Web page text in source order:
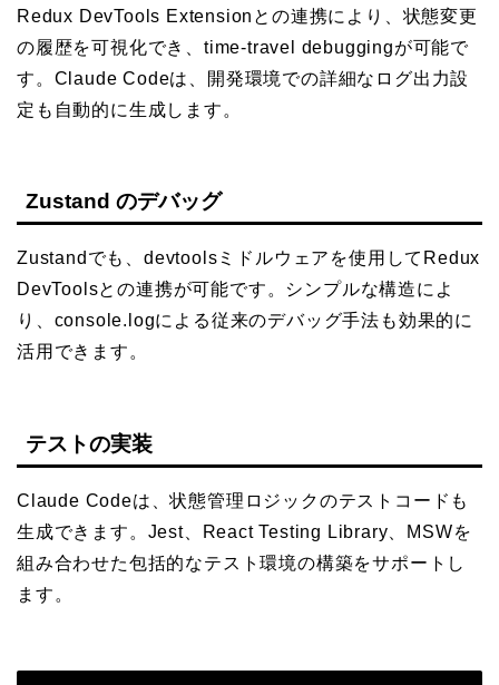
Redux DevTools Extensionとの連携により、状態変更
の履歴を可視化でき、time-travel debuggingが可能で
す。Claude Codeは、開発環境での詳細なログ出力設
定も自動的に生成します。
Zustand のデバッグ
Zustandでも、devtoolsミドルウェアを使用してRedux
DevToolsとの連携が可能です。シンプルな構造によ
り、console.logによる従来のデバッグ手法も効果的に
活用できます。
テストの実装
Claude Codeは、状態管理ロジックのテストコードも
生成できます。Jest、React Testing Library、MSWを
組み合わせた包括的なテスト環境の構築をサポートし
ます。